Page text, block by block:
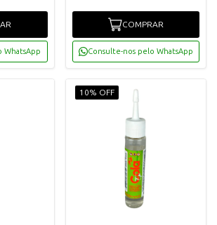
WhatsApp
COMPRAR
Consulte-nos pelo WhatsApp
10% OFF